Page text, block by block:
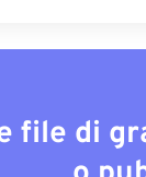
file di